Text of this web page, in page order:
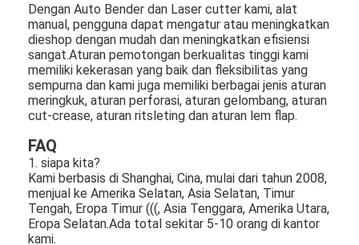
Dengan Auto Bender dan Laser cutter kami, alat
manual, pengguna dapat mengatur atau meningkatkan
dieshop dengan mudah dan meningkatkan efisiensi
sangat.Aturan pemotongan berkualitas tinggi kami
memiliki kekerasan yang baik dan fleksibilitas yang
sempurna dan kami juga memiliki berbagai jenis aturan
meringkuk, aturan perforasi, aturan gelombang, aturan
cut-crease, aturan ritsleting dan aturan lem flap.
FAQ
1. siapa kita?
Kami berbasis di Shanghai, Cina, mulai dari tahun 2008,
menjual ke Amerika Selatan, Asia Selatan, Timur
Tengah, Eropa Timur (((, Asia Tenggara, Amerika Utara,
Eropa Selatan.Ada total sekitar 5-10 orang di kantor
kami.